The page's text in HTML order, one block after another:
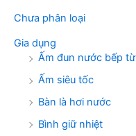
Chưa phân loại
Gia dụng
Ấm đun nước bếp từ
Ấm siêu tốc
Bàn là hơi nước
Bình giữ nhiệt